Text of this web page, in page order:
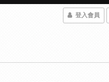
登入會員